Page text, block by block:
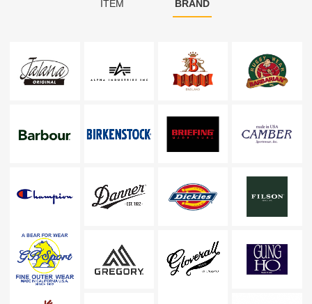
ITEM BRAND